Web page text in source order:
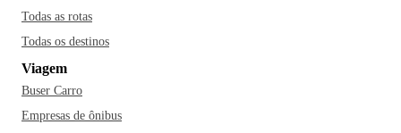
Todas as rotas
Todas os destinos
Viagem
Buser Carro
Empresas de ônibus